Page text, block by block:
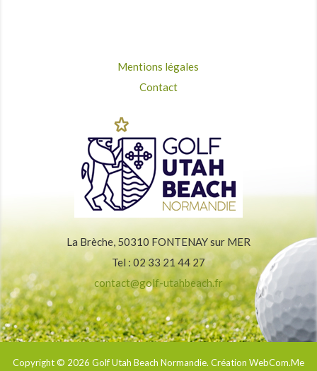
Mentions légales
Contact
La Brèche, 50310 FONTENAY sur MER
Tel : 02 33 21 44 27
contact@golf-utahbeach.fr
Copyright © 2026 Golf Utah Beach Normandie. Création WebCom.Me